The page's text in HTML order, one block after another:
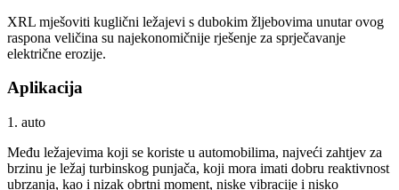
XRL mješoviti kuglični ležajevi s dubokim žljebovima unutar ovog
raspona veličina su najekonomičnije rješenje za sprječavanje
električne erozije.
Aplikacija
1. auto
Među ležajevima koji se koriste u automobilima, najveći zahtjev za
brzinu je ležaj turbinskog punjača, koji mora imati dobru reaktivnost
ubrzanja, kao i nizak obrtni moment, niske vibracije i nisko